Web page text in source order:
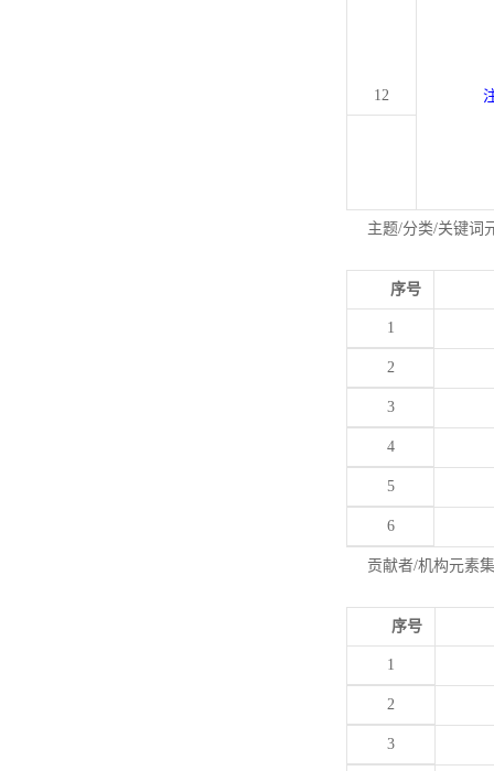
12
主题/分类/关键词
序号
1
2
3
4
5
6
贡献者/机构元素
序号
1
2
3